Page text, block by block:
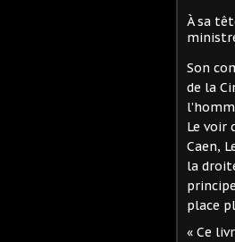
À sa
Son
de la
Le voir
Caen,
la
place
« Ce